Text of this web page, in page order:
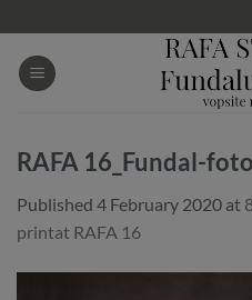
to
content
RAFA 16_Fundal-
Published 4 February 2020 at
printat RAFA 16